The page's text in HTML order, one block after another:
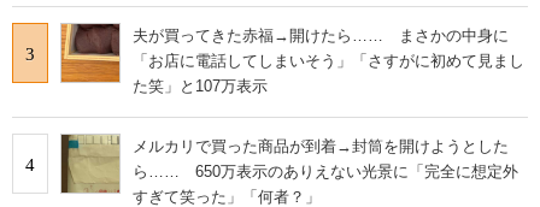
3
夫が買ってきた赤福→開けたら…… まさかの中身に
「お店に電話してしまいそう」「さすがに初めて見まし
た笑」と107万表示
4
メルカリで買った商品が到着→封筒を開けようとした
ら…… 650万表示のありえない光景に「完全に想定外
すぎて笑った」「何者？」